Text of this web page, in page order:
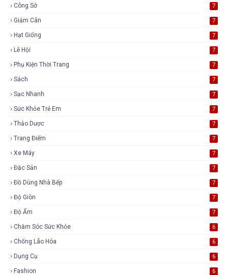
Công Sở 7
Giảm Cân 7
Hạt Giống 7
Lễ Hội 7
Phụ Kiện Thời Trang 7
Sách 7
Sạc Nhanh 7
Sức Khỏe Trẻ Em 7
Thảo Dược 7
Trang Điểm 7
Xe Máy 7
Đặc Sản 7
Đồ Dùng Nhà Bếp 7
Độ Giòn 7
Độ Ẩm 7
Chăm Sóc Sức Khỏe 6
Chống Lão Hóa 6
Dụng Cụ 6
Fashion 6